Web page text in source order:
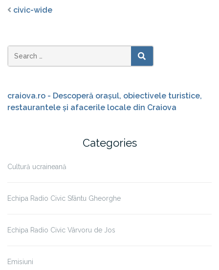
civic-wide
Search
for:
SEARCH
craiova.ro - Descoperă orașul, obiectivele turistice,
restaurantele și afacerile locale din Craiova
Categories
Cultură ucraineană
Echipa Radio Civic Sfântu Gheorghe
Echipa Radio Civic Vârvoru de Jos
Emisiuni